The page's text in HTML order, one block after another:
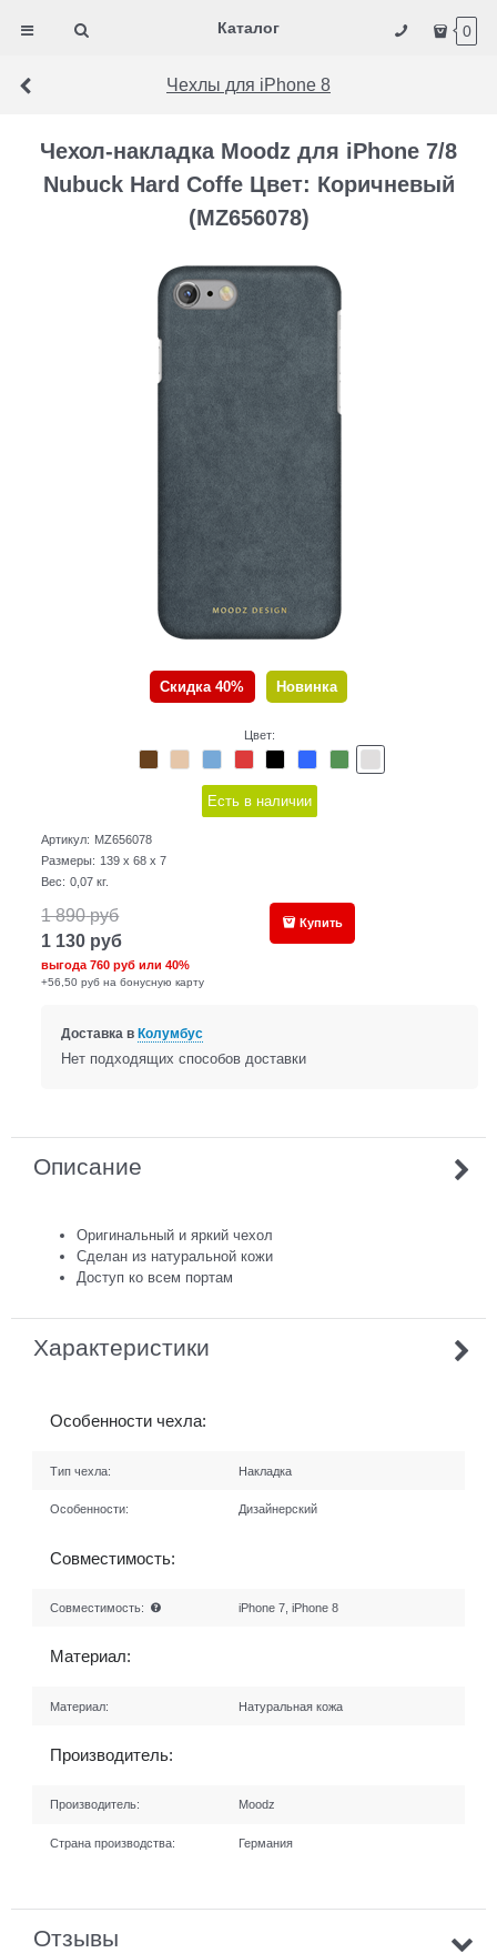
Каталог 0
Чехлы для iPhone 8
Чехол-накладка Moodz для iPhone 7/8
Nubuck Hard Coffe Цвет: Коричневый
(MZ656078)
Скидка 40% Новинка
Цвет:
Есть в наличии
Артикул: MZ656078
Размеры: 139 x 68 x 7
Вес: 0,07 кг.
1 890 руб
1 130 руб
выгода760 руб или40%
+56,50 руб на бонусную карту
Купить
Доставка в Колумбус
Нет подходящих способов доставки
Описание
Оригинальный и яркий чехол
Сделан из натуральной кожи
Доступ ко всем портам
Характеристики
Особенности чехла:
Тип чехла: Накладка
Особенности: Дизайнерский
Совместимость:
Совместимость: iPhone 7, iPhone 8
Материал:
Материал: Натуральная кожа
Производитель:
Производитель: Moodz
Страна производства: Германия
Отзывы